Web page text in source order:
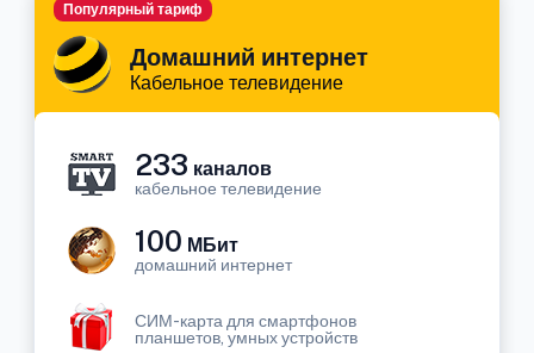
Домашний интернет
Кабельное телевидение
Популярный тариф
233 каналов
кабельное телевидение
100 МБит
домашний интернет
СИМ-карта для смартфонов
планшетов, умных устройств